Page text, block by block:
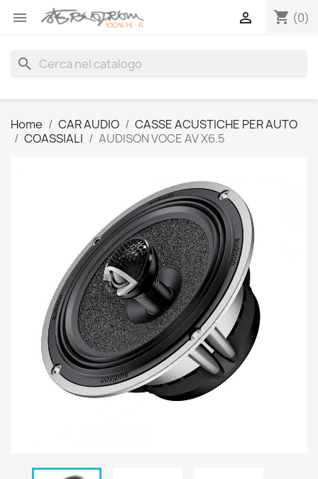
 shopping_cart (0)

search
Home CAR AUDIO
CASSE ACUSTICHE PER AUTO
COASSIALI
AUDISON VOCE AV X6.5